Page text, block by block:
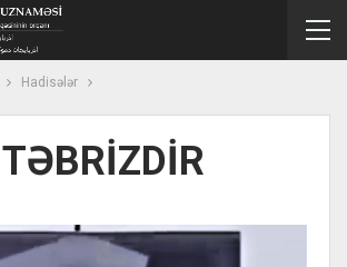
Hadisələr